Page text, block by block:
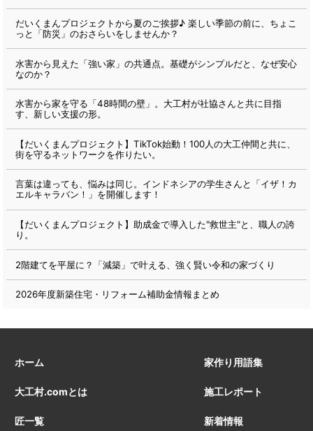
だいくまんプロジェクトから夏のご挨拶♪ 楽しい季節の前に、ちょこ
っと「防災」のおさらいをしませんか？
水害から見えた「強い家」の共通点。基礎がシンプルだと、なぜ安心
なのか？
水害から家を守る「48時間の壁」。大工村が社協さんと共に目指
す、新しい支援の形。
【だいくまんプロジェクト】TikTok始動！100人の大工仲間と共に、
街を守るネットワークを作りたい。
言葉は違っても、悩みは同じ。インドネシアの学生さんと「イザ！カ
エルキャラバン！」を開催します！
【だいくまんプロジェクト】助成金で導入した"救世主"と、職人の誇
り。
2階建てを平屋に？「減築」で叶える、強く賢い令和の家づくり
2026年度新築住宅・リフォーム補助金情報まとめ
ホーム
大工村.comとは
匠一覧
家作り用語集
施工レポート
新着情報